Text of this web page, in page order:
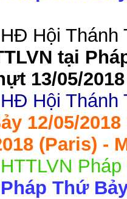
HĐ Hội Thánh
tại
13/05/2018
HĐ Hội Thánh
12/05/
(Paris) -
HTTLVN Pháp
Thứ